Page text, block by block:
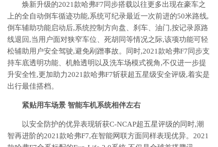
焕新升级的2021款哈弗F7同步搭载以往更多出现在豪车之
上的全自动倒车循迹功能,系统可纪录最近一次前进的50米路线,
倒车辅助功能启动后,系统控制方向盘、刹车、油门,按记录原路
线退回,当用户面对狭窄车位、死胡同等情况之际,该项功能可轻
松辅助用户安全驾驶,避免剐蹭事故。同时,2021款哈弗F7同步支
持车底透明功能、机舱透明以及洗车场模式视角,不仅进一步提
升安全性,更加助力2021款哈弗F7斩获超五星级安全评级,着实是
出行最佳搭档。
紧贴用车场景 智能车机系统相伴左右
以安全防护的优异表现斩获C-NCAP超五星评级的同时,潮
智再进阶的2021款哈弗F7,在智能网联方面同样表现优异。2021